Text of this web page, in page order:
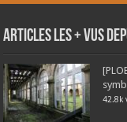
Articles les + vus
42.8k